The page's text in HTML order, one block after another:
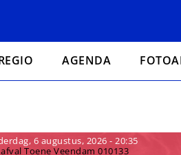
AGENDA
6 augustus, 2026 - 20:35
Toene Veendam 010133